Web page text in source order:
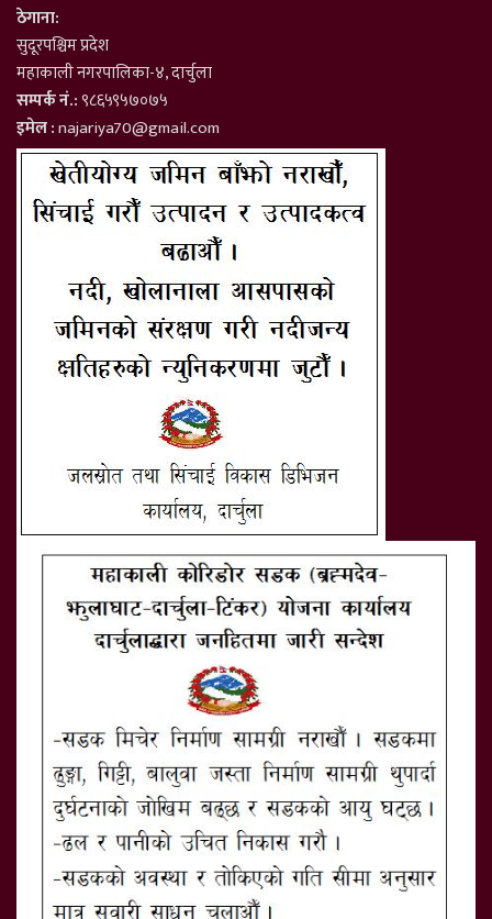
ठेगाना:
सुदूरपश्चिम प्रदेश
महाकाली नगरपालिका-४, दार्चुला
सम्पर्क नं.:९८६५९५७०७५
इमेल :najariya70@gmail.com